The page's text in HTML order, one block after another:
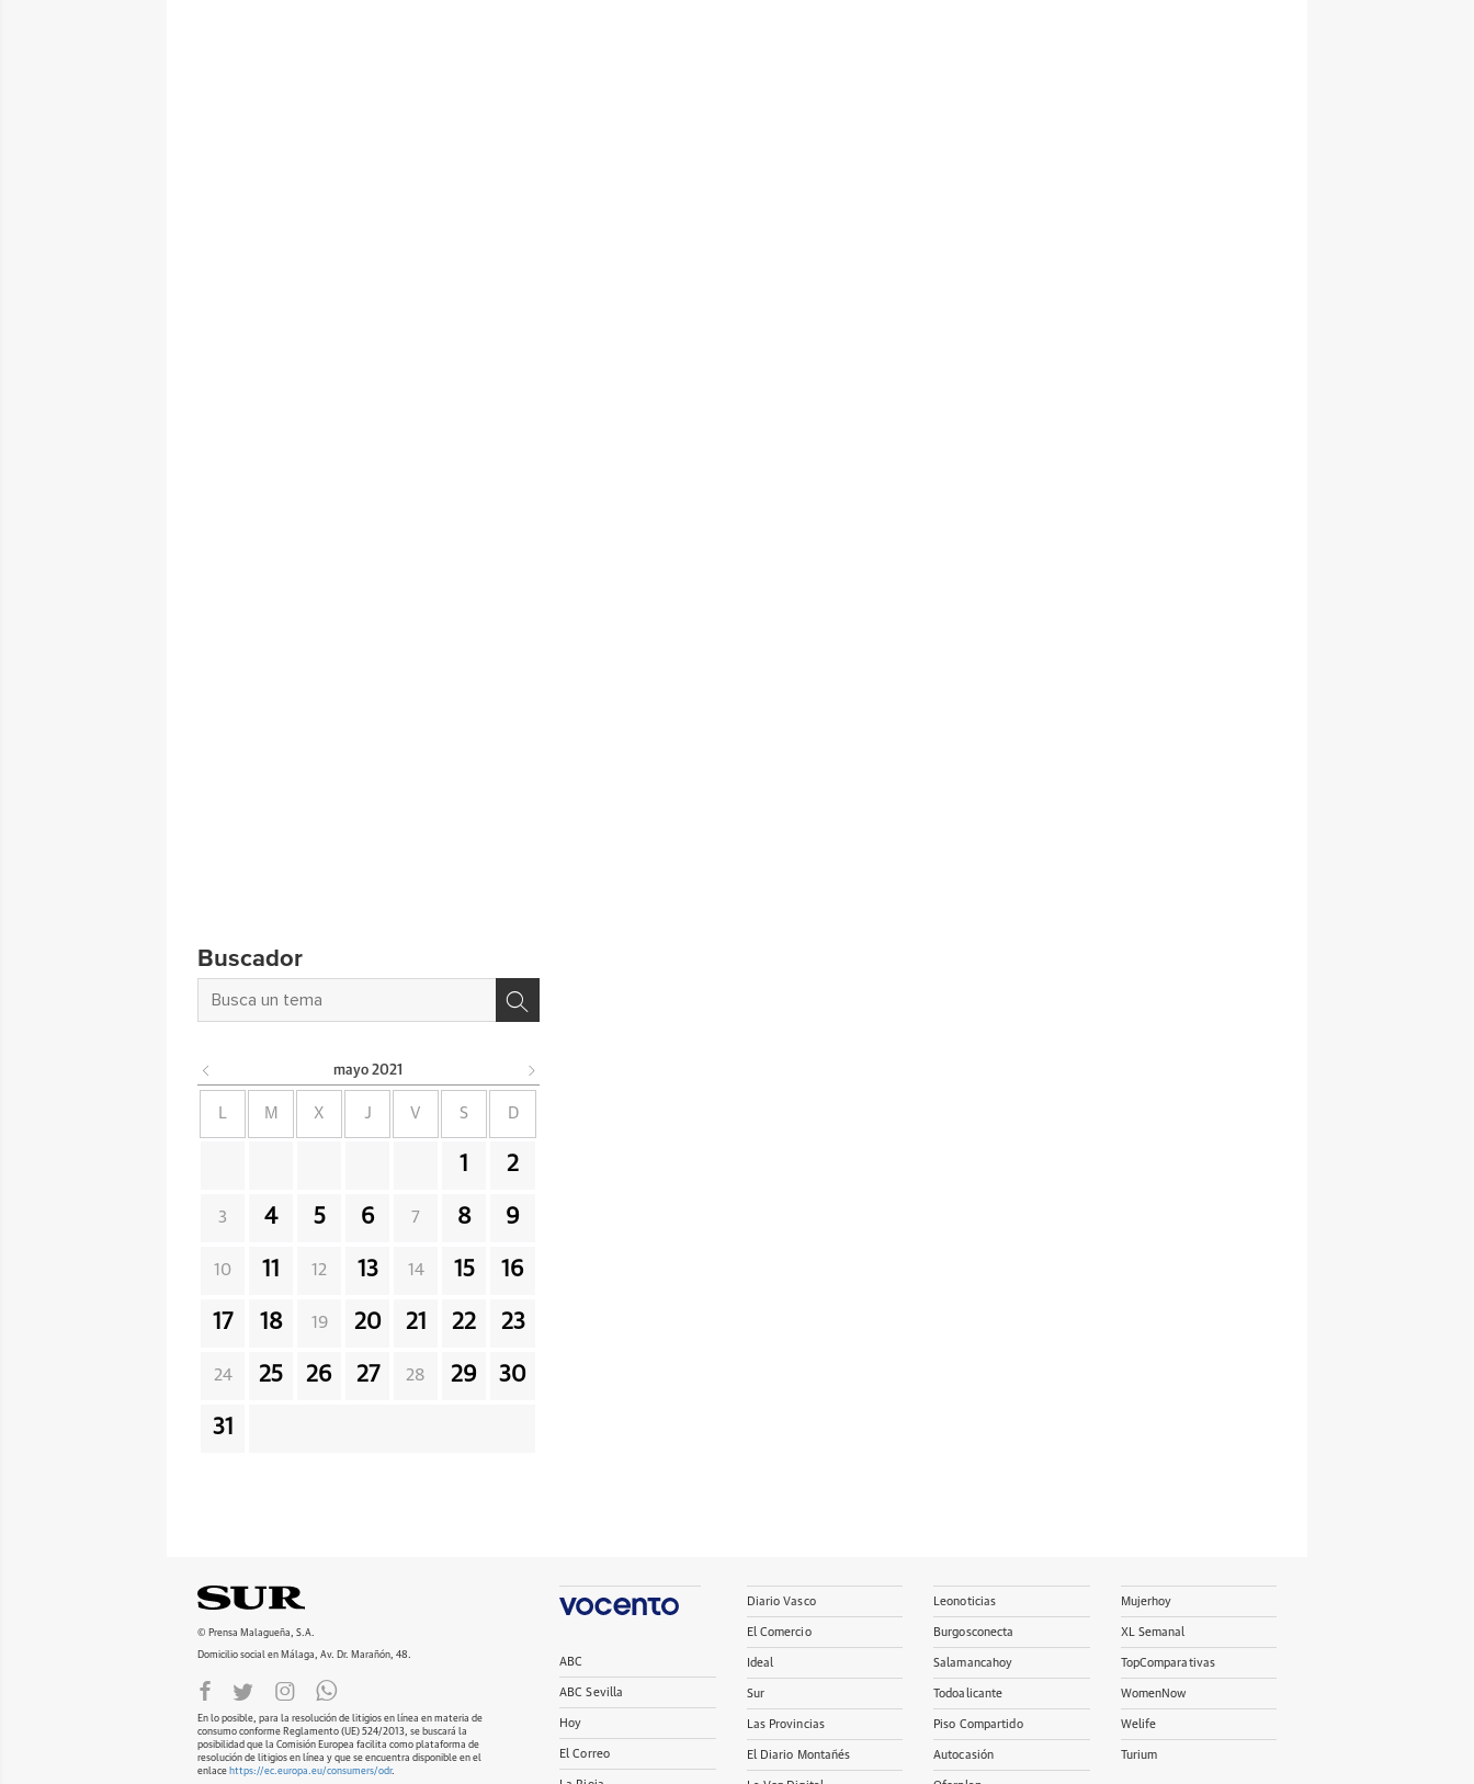
Buscador
mayo 2021
L M X J V S D
1 2
3 4 5 6 7 8 9
10 11 12 13 14 15 16
17 18 19 20 21 22 23
24 25 26 27 28 29 30
31
© Prensa Malagueña, S.A.
Domicilio social en Málaga, Av. Dr. Marañón, 48.
En lo posible, para la resolución de litigios en línea en materia de
consumo conforme Reglamento (UE) 524/2013, se buscará la
posibilidad que la Comisión Europea facilita como plataforma de
resolución de litigios en línea y que se encuentra disponible en el
enlace https://ec.europa.eu/consumers/odr.
ABC
ABC Sevilla
Hoy
El Correo
Diario Vasco
El Comercio
Ideal
Sur
Las Provincias
El Diario Montañés
Leonoticias
Burgosconecta
Salamancahoy
Todoalicante
Piso Compartido
Autocasión
Mujerhoy
XL Semanal
TopComparativas
WomenNow
Welife
Turium